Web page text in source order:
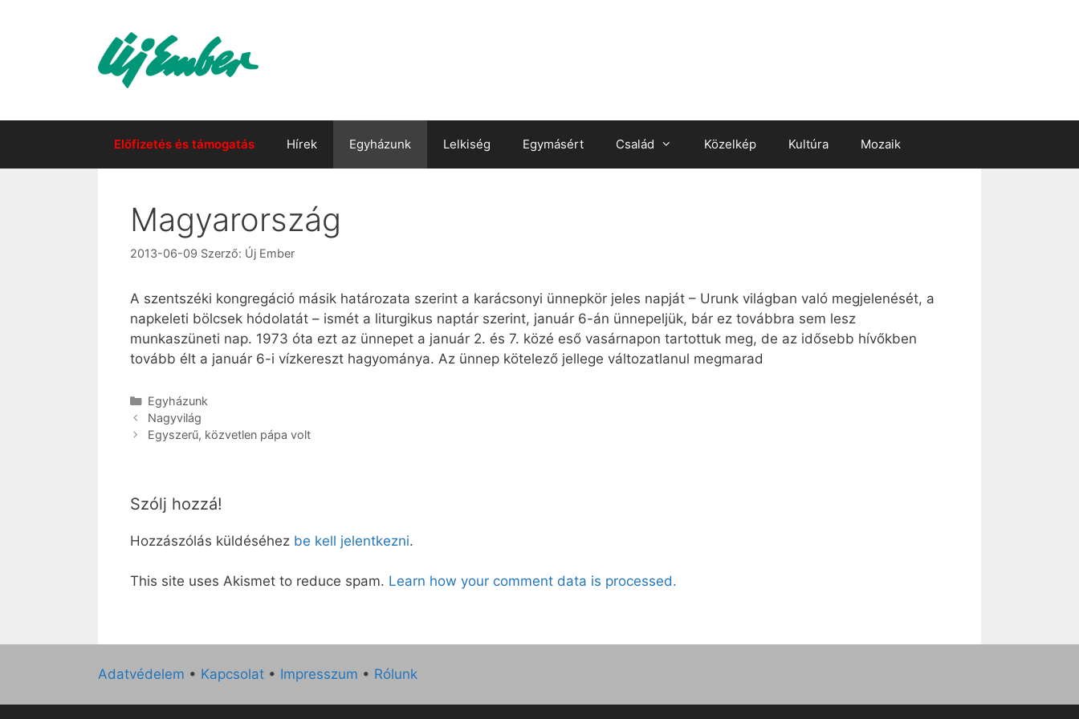
Előfizetés és támogatás Hírek Egyházunk Lelkiség Egymásért Család Közelkép Kultúra Mozaik
Magyarország
2013-06-09 Szerző: Új Ember
A szentszéki kongregáció másik határozata szerint a karácsonyi ünnepkör jeles napját – Urunk világban való megjelenését, a
napkeleti bölcsek hódolatát – ismét a liturgikus naptár szerint, január 6-án ünnepeljük, bár ez továbbra sem lesz
munkaszüneti nap. 1973 óta ezt az ünnepet a január 2. és 7. közé eső vasárnapon tartottuk meg, de az idősebb hívőkben
tovább élt a január 6-i vízkereszt hagyománya. Az ünnep kötelező jellege változatlanul megmarad
Kategória
Egyházunk
Nagyvilág
Egyszerű, közvetlen pápa volt
Szólj hozzá!
Hozzászólás küldéséhez be kell jelentkezni.
This site uses Akismet to reduce spam. Learn how your comment data is processed.
Adatvédelem • Kapcsolat • Impresszum • Rólunk